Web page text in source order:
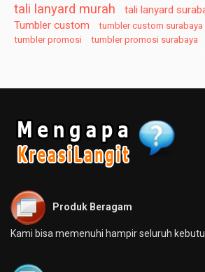
tali lanyard murah tali lanyard
Tumbler custom tumbler custom surabaya
tumbler promosi
tumbler promosi surabaya
Produk Beragam
Kami bisa memenuhi hampir seluruh